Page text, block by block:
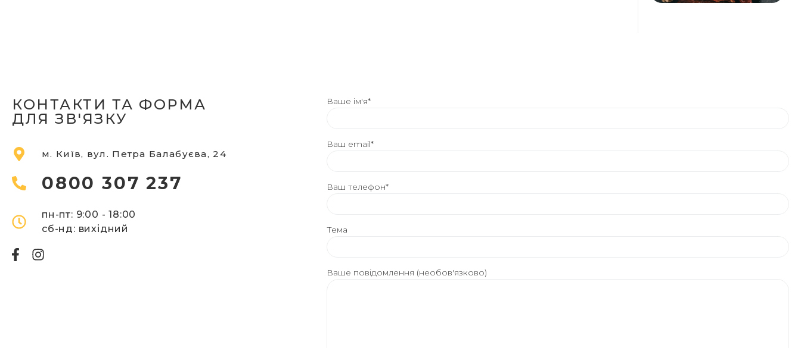
КОНТАКТИ ТА ФОРМА
ДЛЯ ЗВ'ЯЗКУ
м. Київ, вул. Петра Балабуєва, 24
0800 307 237
пн-пт: 9:00 - 18:00
сб-нд: вихідний
Ваше ім'я*
Ваш email*
Ваш телефон*
Тема
Ваше повідомлення (необов'язково)